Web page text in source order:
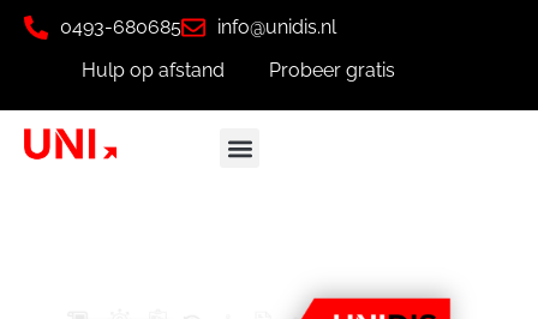
0493-680685
info@unidis.nl
Hulp op afstand
Probeer gratis